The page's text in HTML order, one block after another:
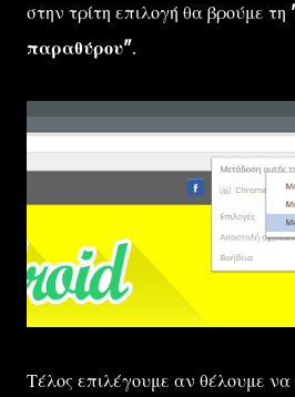
στην τρίτη επιλογή θα βρούμε τη
παραθύρου".
Τέλος επιλέγουμε αν θέλουμε